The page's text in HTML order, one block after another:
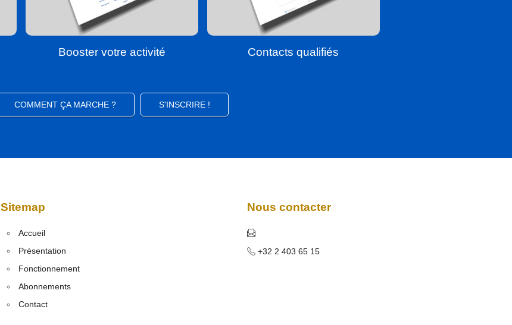
Booster votre activité Contacts qualifiés
COMMENT ÇA MARCHE ? S'INSCRIRE !
Sitemap
Accueil
Présentation
Fonctionnement
Abonnements
Contact
Nous contacter
+32 2 403 65 15